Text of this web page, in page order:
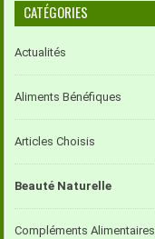
CATÉGORIES
Actualités
Aliments Bénéfiques
Articles Choisis
Beauté Naturelle
Compléments Alimentaires